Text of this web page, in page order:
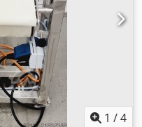
Pr x Al) Conexión: 230 V
por SAB
para panadería en
1 /4